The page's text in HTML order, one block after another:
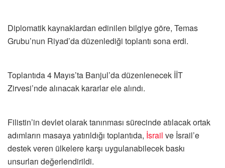
Diplomatik kaynaklardan edinilen bilgiye göre, Temas
Grubu’nun Riyad’da düzenlediği toplantı sona erdi.
Toplantıda 4 Mayıs’ta Banjul’da düzenlenecek İİT
Zirvesi’nde alınacak kararlar ele alındı.
Filistin’in devlet olarak tanınması sürecinde atılacak ortak
adımların masaya yatırıldığı toplantıda, İsrail ve İsrail’e
destek veren ülkelere karşı uygulanabilecek baskı
unsurları değerlendirildi.